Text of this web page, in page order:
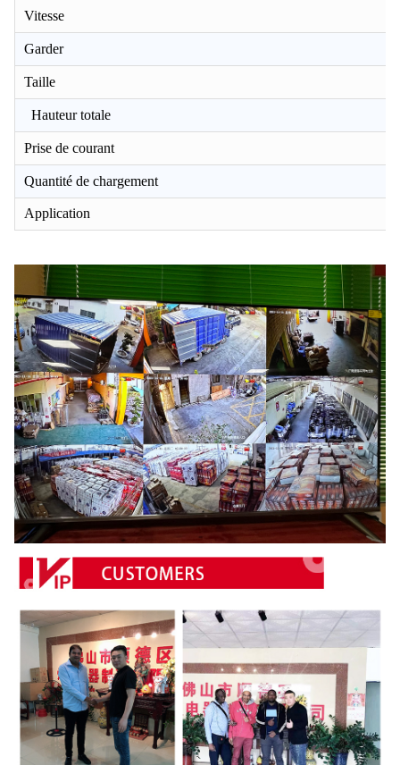
Vitesse
Garder
Taille
Hauteur totale
Prise de courant
Quantité de chargement
Application